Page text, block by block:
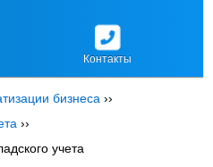
Контакты
бизнеса ››
››
учета